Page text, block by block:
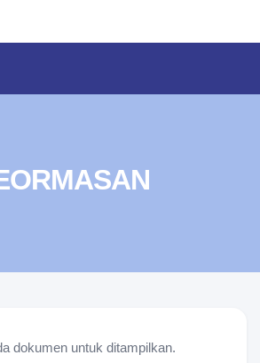
dokumen untuk ditampilkan.